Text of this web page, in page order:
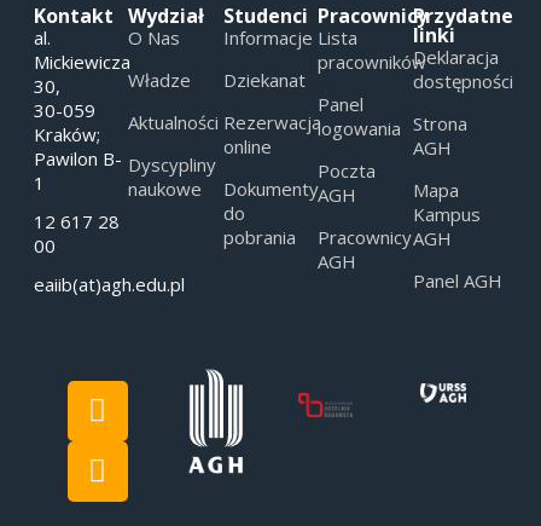
Kontakt
al.
Mickiewicza
30,
30-059
Kraków;
Pawilon B-
1
12 617 28
00
eaiib(at)agh.edu.pl
Wydział
O Nas
Władze
Aktualności
Dyscypliny
naukowe
Studenci
Informacje
Dziekanat
Rezerwacja
online
Dokumenty
do
pobrania
Pracownicy
Lista
pracowników
Panel
logowania
Poczta
AGH
Pracownicy
AGH
Przydatne
linki
Deklaracja
dostępności
Strona
AGH
Mapa
Kampus
AGH
Panel AGH